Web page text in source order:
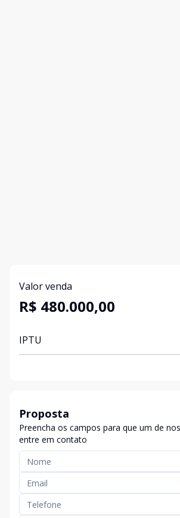
Valor venda
R$ 480.000,00
IPTU
Proposta
Preencha os campos para que um de
entre em contato